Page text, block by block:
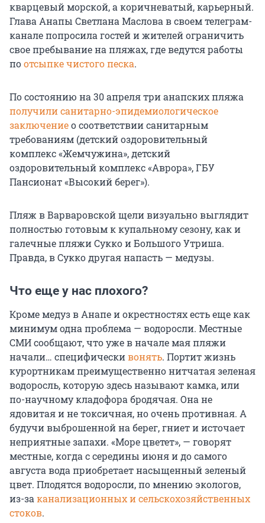
кварцевый морской, а коричневатый, карьерный.
Глава Анапы Светлана Маслова в своем телеграм-
канале попросила гостей и жителей ограничить
свое пребывание на пляжах, где ведутся работы
поотсыпке чистого песка.
По состоянию на 30 апреля три анапских пляжа
получили санитарно-эпидемиологическое
заключениео соответствии санитарным
требованиям (детский оздоровительный
комплекс «Жемчужина», детский
оздоровительный комплекс «Аврора», ГБУ
Пансионат «Высокий берег»).
Пляж в Варваровской щели визуально выглядит
полностью готовым к купальному сезону, как и
галечные пляжи Сукко и Большого Утриша.
Правда, в Сукко другая напасть — медузы.
Что еще у нас плохого?
Кроме медуз в Анапе и окрестностях есть еще как
минимум одна проблема — водоросли. Местные
СМИ сообщают, что уже в начале мая пляжи
начали… специфическивонять. Портит жизнь
курортникам преимущественно нитчатая зеленая
водоросль, которую здесь называют камка, или
по-научному кладофора бродячая. Она не
ядовитая и не токсичная, но очень противная. А
будучи выброшенной на берег, гниет и источает
неприятные запахи. «Море цветет», — говорят
местные, когда с середины июня и до самого
августа вода приобретает насыщенный зеленый
цвет. Плодятся водоросли, по мнению экологов,
из-заканализационных и сельскохозяйственных
стоков.